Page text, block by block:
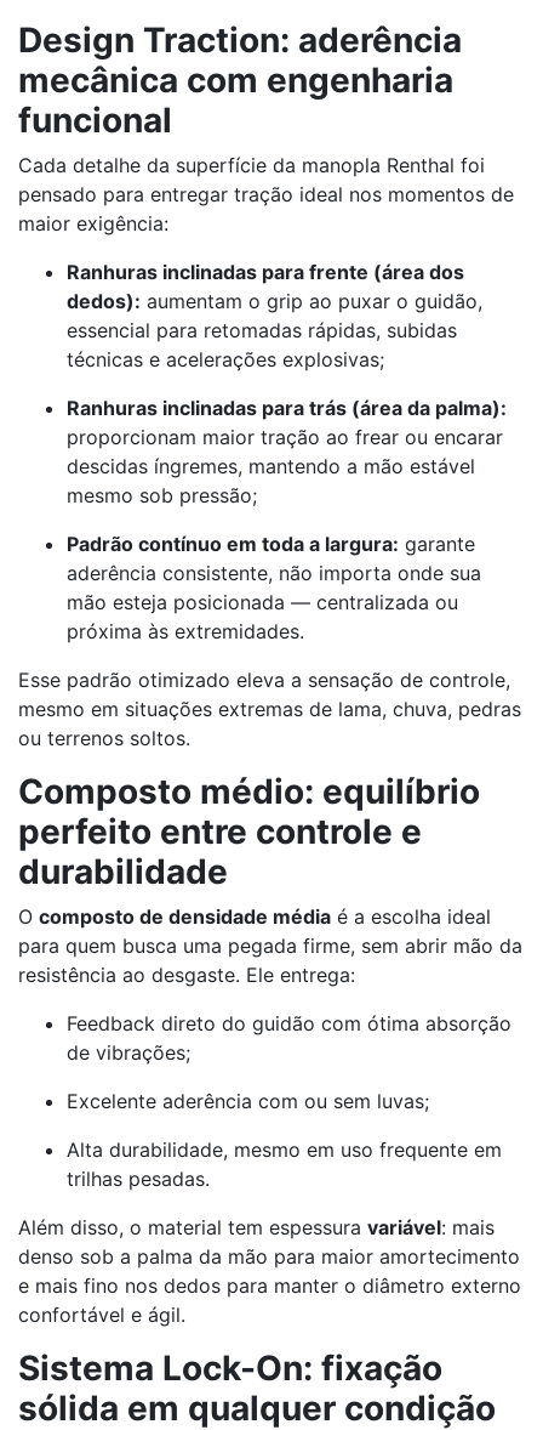
Design Traction: aderência
mecânica com engenharia
funcional
Cada detalhe da superfície da manopla Renthal foi
pensado para entregar tração ideal nos momentos de
maior exigência:
Ranhuras inclinadas para frente (área dos
dedos): aumentam o grip ao puxar o guidão,
essencial para retomadas rápidas, subidas
técnicas e acelerações explosivas;
Ranhuras inclinadas para trás (área da palma):
proporcionam maior tração ao frear ou encarar
descidas íngremes, mantendo a mão estável
mesmo sob pressão;
Padrão contínuo em toda a largura: garante
aderência consistente, não importa onde sua
mão esteja posicionada — centralizada ou
próxima às extremidades.
Esse padrão otimizado eleva a sensação de controle,
mesmo em situações extremas de lama, chuva, pedras
ou terrenos soltos.
Composto médio: equilíbrio
perfeito entre controle e
durabilidade
O composto de densidade média é a escolha ideal
para quem busca uma pegada firme, sem abrir mão da
resistência ao desgaste. Ele entrega:
Feedback direto do guidão com ótima absorção
de vibrações;
Excelente aderência com ou sem luvas;
Alta durabilidade, mesmo em uso frequente em
trilhas pesadas.
Além disso, o material tem espessura variável: mais
denso sob a palma da mão para maior amortecimento
e mais fino nos dedos para manter o diâmetro externo
confortável e ágil.
Sistema Lock-On: fixação
sólida em qualquer condição